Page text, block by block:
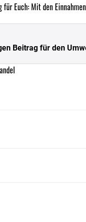
Euch: Mit den
Beitrag für den